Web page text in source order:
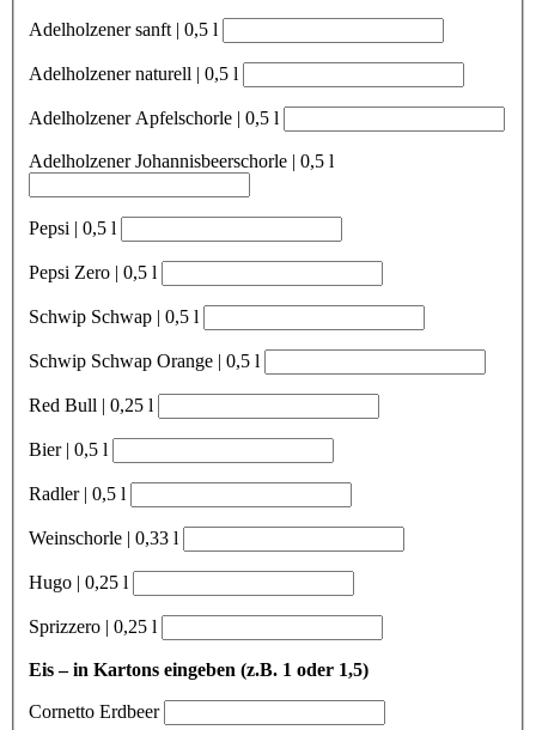
Adelholzener sanft | 0,5 l
Adelholzener naturell | 0,5 l
Adelholzener Apfelschorle | 0,5 l
Adelholzener Johannisbeerschorle | 0,5 l
Pepsi | 0,5 l
Pepsi Zero | 0,5 l
Schwip Schwap | 0,5 l
Schwip Schwap Orange | 0,5 l
Red Bull | 0,25 l
Bier | 0,5 l
Radler | 0,5 l
Weinschorle | 0,33 l
Hugo | 0,25 l
Sprizzero | 0,25 l
Eis – in Kartons eingeben (z.B. 1 oder 1,5)
Cornetto Erdbeer